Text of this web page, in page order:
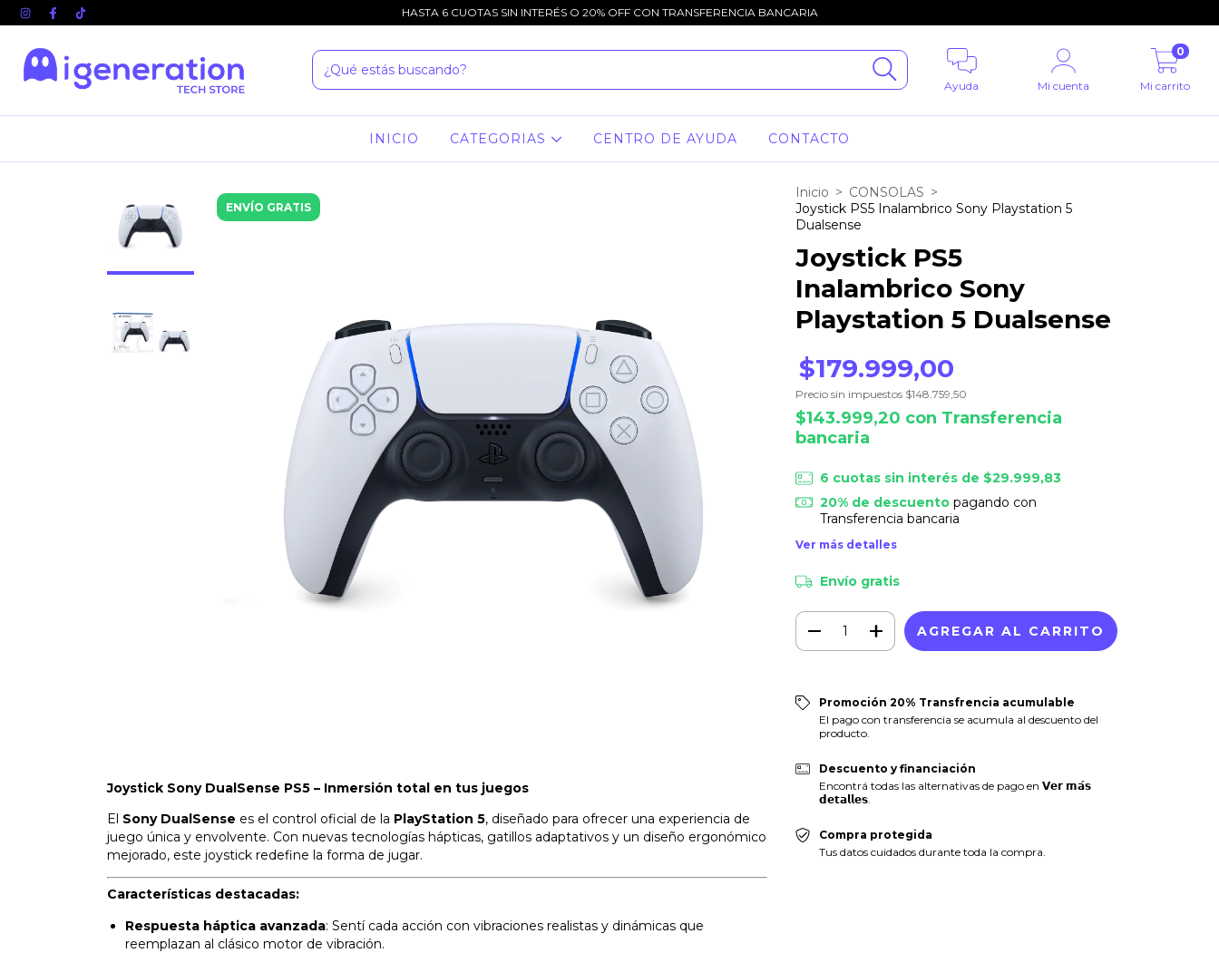
HASTA 6 CUOTAS SIN INTERÉS O 20% OFF CON TRANSFERENCIA BANCARIA
Ayuda Mi cuenta Mi carrito
0
INICIO CATEGORIAS CENTRO DE AYUDA CONTACTO
ENVÍO GRATIS
Joystick Sony DualSense PS5 – Inmersión total en tus juegos
El Sony DualSense es el control oficial de la PlayStation 5, diseñado para ofrecer una experiencia de
juego única y envolvente. Con nuevas tecnologías hápticas, gatillos adaptativos y un diseño ergonómico
mejorado, este joystick redefine la forma de jugar.
Características destacadas:
Respuesta háptica avanzada: Sentí cada acción con vibraciones realistas y dinámicas que
reemplazan al clásico motor de vibración.
Inicio > CONSOLAS >
Joystick PS5 Inalambrico Sony Playstation 5
Dualsense
Joystick PS5
Inalambrico Sony
Playstation 5 Dualsense
$179.999,00
Precio sin impuestos $148.759,50
$143.999,20 con Transferencia
bancaria
6 cuotas sin interés de $29.999,83
20% de descuentopagando con
Transferencia bancaria
Ver más detalles
Envío gratis
Promoción 20% Transfrencia acumulable
El pago con transferencia se acumula al descuento del
producto.
Descuento y financiación
Encontrá todas las alternativas de pago en 𝗩𝗲𝗿 𝗺𝗮́𝘀
𝗱𝗲𝘁𝗮𝗹𝗹𝗲𝘀.
Compra protegida
Tus datos cuidados durante toda la compra.